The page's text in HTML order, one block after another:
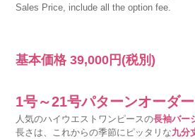
Sales Price, include all the option fee.
基本価格39,000円 (税別)
1号～21号パターンオーダ
人気のハイウエストワンピースの長袖バー
長さは、これからの季節にピッタリな九分